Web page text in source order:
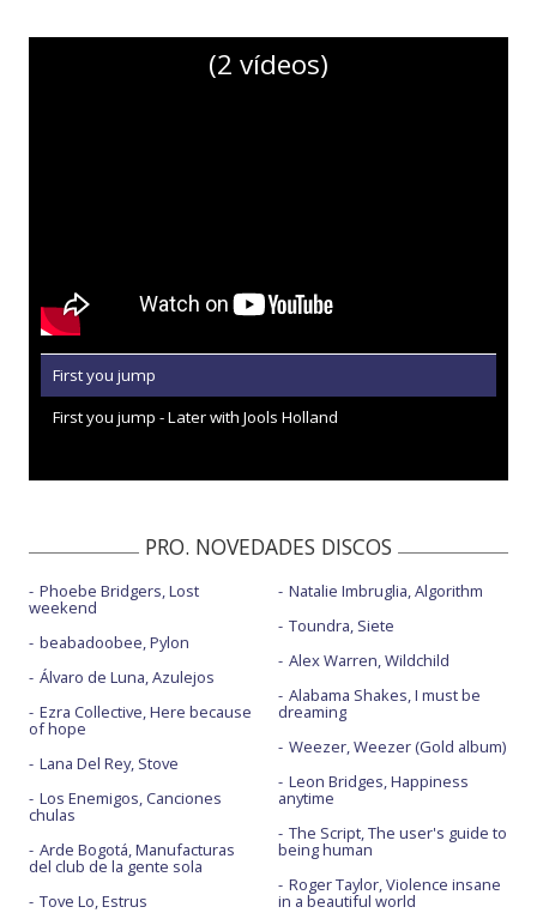
(2 vídeos)
First you jump
First you jump - Later with Jools Holland
PRO. NOVEDADES DISCOS
Phoebe Bridgers, Lost
weekend
beabadoobee, Pylon
Álvaro de Luna, Azulejos
Ezra Collective, Here because
of hope
Lana Del Rey, Stove
Los Enemigos, Canciones
chulas
Arde Bogotá, Manufacturas
del club de la gente sola
Tove Lo, Estrus
Natalie Imbruglia, Algorithm
Toundra, Siete
Alex Warren, Wildchild
Alabama Shakes, I must be
dreaming
Weezer, Weezer (Gold album)
Leon Bridges, Happiness
anytime
The Script, The user's guide to
being human
Roger Taylor, Violence insane
in a beautiful world